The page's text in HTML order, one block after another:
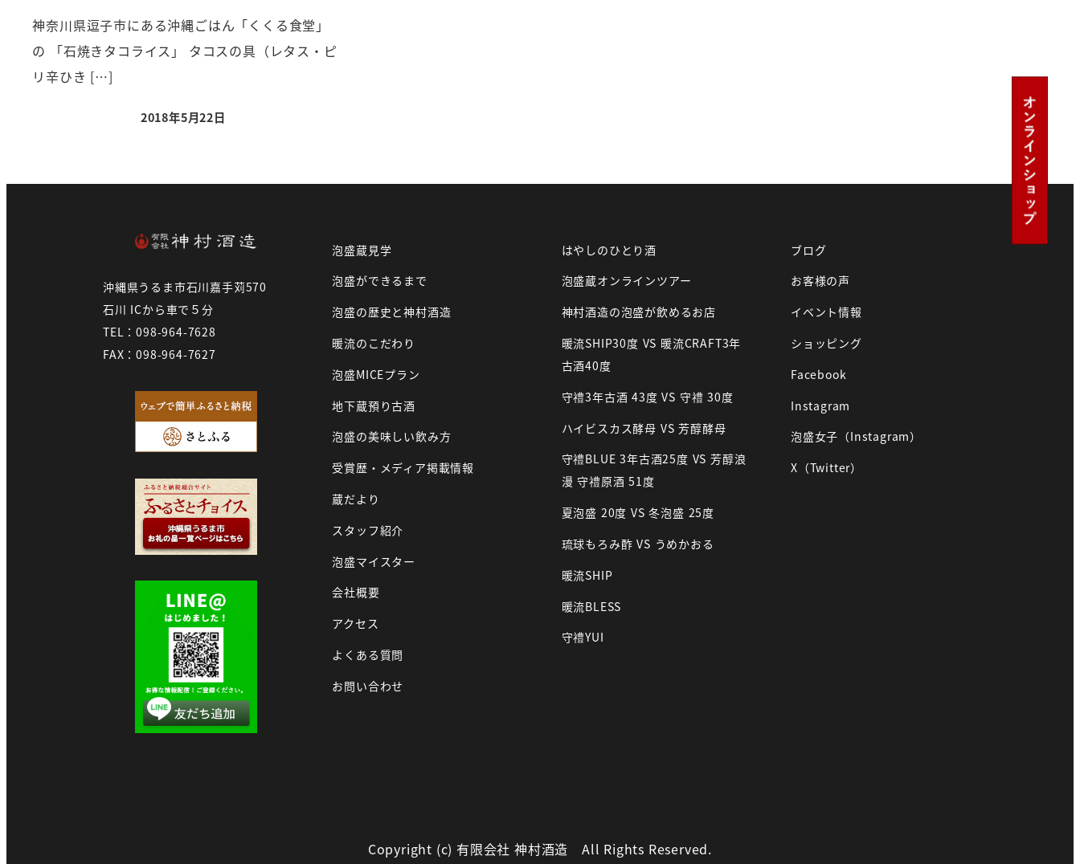
神奈川県逗子市にある沖縄ごはん「くくる食堂」
の 「石焼きタコライス」 タコスの具（レタス・ピ
リ辛ひき […]
2018年5月22日
沖縄県うるま市石川嘉手苅570
石川 ICから車で５分
TEL：098-964-7628
FAX：098-964-7627
泡盛蔵見学
泡盛ができるまで
泡盛の歴史と神村酒造
暖流のこだわり
泡盛MICEプラン
地下蔵預り古酒
泡盛の美味しい飲み方
受賞歴・メディア掲載情報
蔵だより
スタッフ紹介
泡盛マイスター
会社概要
アクセス
よくある質問
お問い合わせ
はやしのひとり酒
泡盛蔵オンラインツアー
神村酒造の泡盛が飲めるお店
暖流SHIP30度 VS 暖流CRAFT3年
古酒40度
守禮3年古酒 43度 VS 守禮 30度
ハイビスカス酵母 VS 芳醇酵母
守禮BLUE 3年古酒25度 VS 芳醇浪
漫 守禮原酒 51度
夏泡盛 20度 VS 冬泡盛 25度
琉球もろみ酢 VS うめかおる
暖流SHIP
暖流BLESS
守禮YUI
ブログ
お客様の声
イベント情報
ショッピング
Facebook
Instagram
泡盛女子（Instagram）
X（Twitter）
Copyright (c) 有限会社 神村酒造 All Rights Reserved.